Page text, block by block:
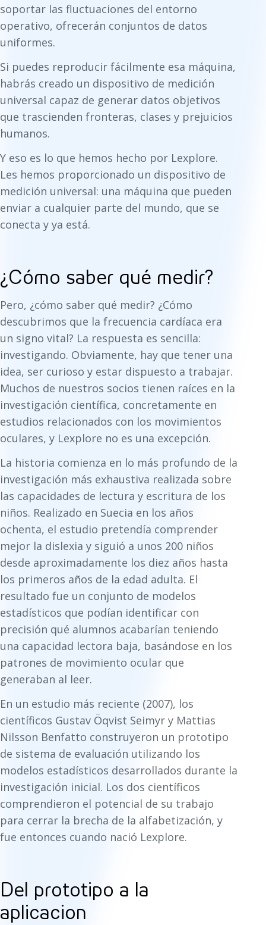
soportar las fluctuaciones del entorno
operativo, ofrecerán conjuntos de datos
uniformes.
Si puedes reproducir fácilmente esa máquina,
habrás creado un dispositivo de medición
universal capaz de generar datos objetivos
que trascienden fronteras, clases y prejuicios
humanos.
Y eso es lo que hemos hecho por Lexplore.
Les hemos proporcionado un dispositivo de
medición universal: una máquina que pueden
enviar a cualquier parte del mundo, que se
conecta y ya está.
¿Cómo saber qué medir?
Pero, ¿cómo saber qué medir? ¿Cómo
descubrimos que la frecuencia cardíaca era
un signo vital? La respuesta es sencilla:
investigando. Obviamente, hay que tener una
idea, ser curioso y estar dispuesto a trabajar.
Muchos de nuestros socios tienen raíces en la
investigación científica, concretamente en
estudios relacionados con los movimientos
oculares, y Lexplore no es una excepción.
La historia comienza en lo más profundo de la
investigación más exhaustiva realizada sobre
las capacidades de lectura y escritura de los
niños. Realizado en Suecia en los años
ochenta, el estudio pretendía comprender
mejor la dislexia y siguió a unos 200 niños
desde aproximadamente los diez años hasta
los primeros años de la edad adulta. El
resultado fue un conjunto de modelos
estadísticos que podían identificar con
precisión qué alumnos acabarían teniendo
una capacidad lectora baja, basándose en los
patrones de movimiento ocular que
generaban al leer.
En un estudio más reciente (2007), los
científicos Gustav Öqvist Seimyr y Mattias
Nilsson Benfatto construyeron un prototipo
de sistema de evaluación utilizando los
modelos estadísticos desarrollados durante la
investigación inicial. Los dos científicos
comprendieron el potencial de su trabajo
para cerrar la brecha de la alfabetización, y
fue entonces cuando nació Lexplore.
Del prototipo a la
aplicacion